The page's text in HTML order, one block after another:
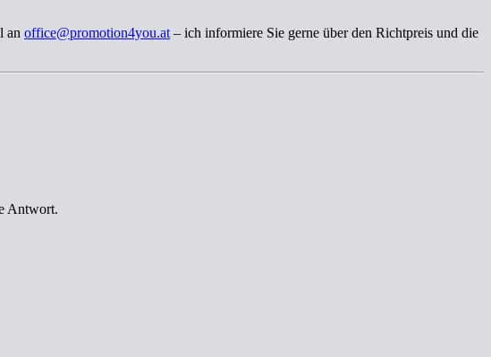
an office@promotion4you.at – ich informiere Sie gerne über den Richtpreis und die
Antwort.